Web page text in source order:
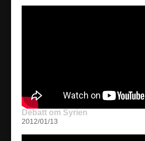
Debatt om Syrien
2012/01/13